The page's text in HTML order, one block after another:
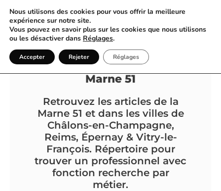
Annuaire & Blog |
Châlons-en-Champagne &
Marne 51
Retrouvez les articles de la
Marne 51 et dans les villes de
Châlons-en-Champagne,
Reims, Épernay & Vitry-le-
François. Répertoire pour
trouver un professionnel avec
fonction recherche par
métier.
Nous utilisons des cookies pour vous offrir la meilleure
expérience sur notre site.
Vous pouvez en savoir plus sur les cookies que nous utilisons
ou les désactiver dans Réglages.
Accepter Rejeter Réglages